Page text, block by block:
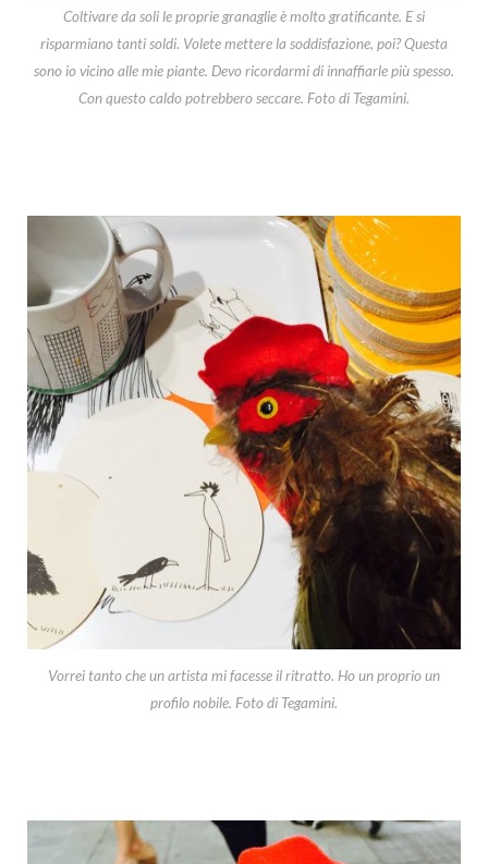
Coltivare da soli le proprie granaglie è molto gratificante. E si
risparmiano tanti soldi. Volete mettere la soddisfazione, poi? Questa
sono io vicino alle mie piante. Devo ricordarmi di innaffiarle più spesso.
Con questo caldo potrebbero seccare. Foto di Tegamini.
Vorrei tanto che un artista mi facesse il ritratto. Ho un proprio un
profilo nobile. Foto di Tegamini.